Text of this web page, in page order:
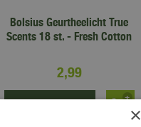
Bolsius Geurtheelicht True
Scents 18 st. - Fresh Cotton
2,99
×